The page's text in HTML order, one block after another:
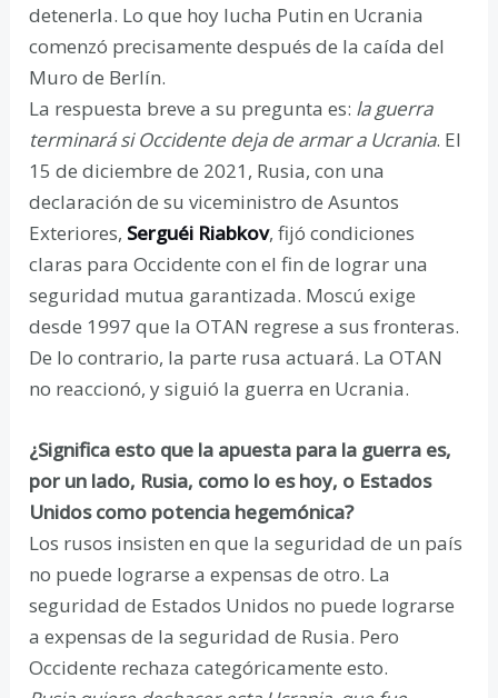
detenerla. Lo que hoy lucha Putin en Ucrania
comenzó precisamente después de la caída del
Muro de Berlín.
La respuesta breve a su pregunta es: la guerra
terminará si Occidente deja de armar a Ucrania. El
15 de diciembre de 2021, Rusia, con una
declaración de su viceministro de Asuntos
Exteriores, Serguéi Riabkov, fijó condiciones
claras para Occidente con el fin de lograr una
seguridad mutua garantizada. Moscú exige
desde 1997 que la OTAN regrese a sus fronteras.
De lo contrario, la parte rusa actuará. La OTAN
no reaccionó, y siguió la guerra en Ucrania.
¿Significa esto que la apuesta para la guerra es,
por un lado, Rusia, como lo es hoy, o Estados
Unidos como potencia hegemónica?
Los rusos insisten en que la seguridad de un país
no puede lograrse a expensas de otro. La
seguridad de Estados Unidos no puede lograrse
a expensas de la seguridad de Rusia. Pero
Occidente rechaza categóricamente esto.